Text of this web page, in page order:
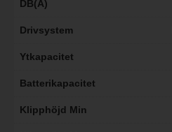
DB(A)
Drivsystem
Ytkapacitet
Batterikapacitet
Klipphöjd Min